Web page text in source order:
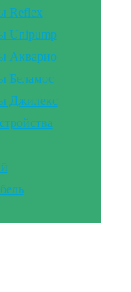
Reflex
Unipump
Акварио
Беламос
Джилекс